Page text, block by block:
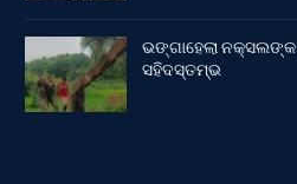
ଭଙ୍ଗାହେଲା ନକ୍ସଲଙ୍କ
ସହିଦସ୍ତମ୍ଭ